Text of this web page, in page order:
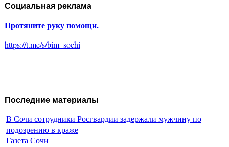
Социальная реклама
Протяните руку помощи.
https://t.me/s/bim_sochi
Последние материалы
В Сочи сотрудники Росгвардии задержали мужчину по
подозрению в краже
Газета Сочи